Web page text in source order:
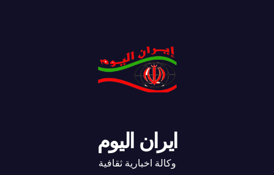
ايران اليوم
وكالة اخبارية ثقافية